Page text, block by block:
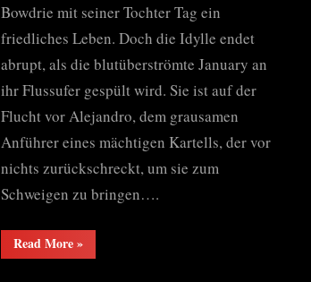
Bowdrie mit seiner Tochter Tag ein
friedliches Leben. Doch die Idylle endet
abrupt, als die blutüberströmte January an
ihr Flussufer gespült wird. Sie ist auf der
Flucht vor Alejandro, dem grausamen
Anführer eines mächtigen Kartells, der vor
nichts zurückschreckt, um sie zum
Schweigen zu bringen….
Read More“Hunting
Season”
»